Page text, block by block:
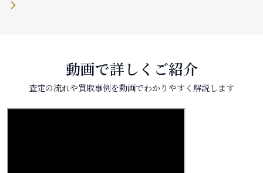
動画で詳しくご紹介
査定の流れや買取事例を動画でわかりやすく解説します